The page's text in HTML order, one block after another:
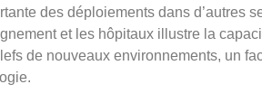
des déploiements dans d’autres
et les hôpitaux illustre la
de nouveaux environnements, un